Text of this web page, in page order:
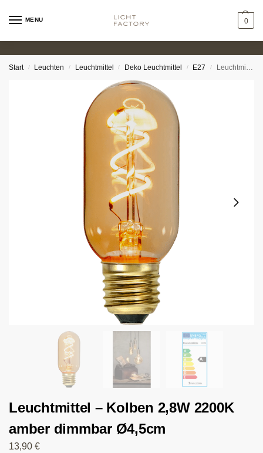
MENU 0
Start / Leuchten / Leuchtmittel / Deko Leuchtmittel / E27 / Leuchtmittel – Kolben 2,8W 2200K amber dimmbar Ø4,5cm
Leuchtmittel – Kolben 2,8W 2200K
amber dimmbar Ø4,5cm
13,90 €